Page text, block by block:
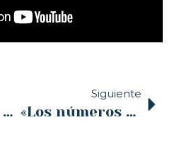
Fallecimiento del Rvdo. Sr. D. Ángel Pacheco Pérez
Siguiente
«Los números son para dar vida» – Día de la Iglesia Diocesana 2024